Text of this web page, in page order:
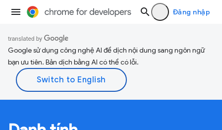
Đăng nhập
Google sử dụng công nghệ AI để dịch nội dung sang ngôn ngữ
bạn ưu tiên. Bản dịch bằng AI có thể có lỗi.